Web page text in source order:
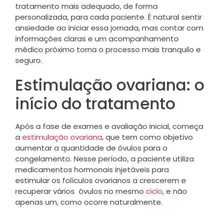
tratamento mais adequado, de forma
personalizada, para cada paciente. É natural sentir
ansiedade ao iniciar essa jornada, mas contar com
informações claras e um acompanhamento
médico próximo torna o processo mais tranquilo e
seguro.
Estimulação ovariana: o
início do tratamento
Após a fase de exames e avaliação inicial, começa
a estimulação ovariana, que tem como objetivo
aumentar a quantidade de óvulos para o
congelamento. Nesse período, a paciente utiliza
medicamentos hormonais injetáveis para
estimular os folículos ovarianos a crescerem e
recuperar vários óvulos no mesmo ciclo, e não
apenas um, como ocorre naturalmente.